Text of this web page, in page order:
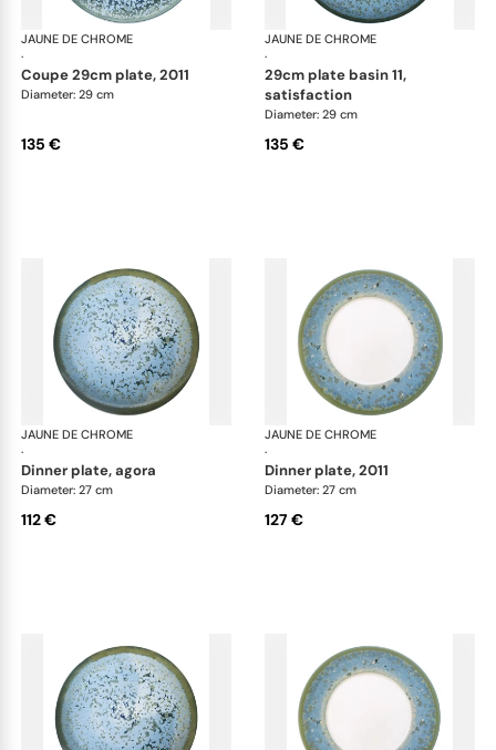
JAUNE DE CHROME
·
Nymphéa
coupe 29cm plate, 2011
Diameter: 29 cm
135 €
JAUNE DE CHROME
·
29cm plate basin 11,
satisfaction
Diameter: 29 cm
135 €
JAUNE DE CHROME
·
Nymphéa
dinner plate, agora
Diameter: 27 cm
112 €
JAUNE DE CHROME
·
dinner plate, 2011
Diameter: 27 cm
127 €